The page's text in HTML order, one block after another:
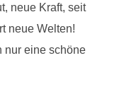
neue Kraft, seit
neue Welten!
nur eine schöne